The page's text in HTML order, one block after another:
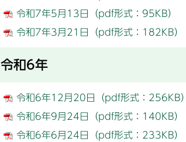
令和7年5月13日（pdf形式：95KB）
令和7年3月21日（pdf形式：182KB）
令和6年
令和6年12月20日（pdf形式：256KB）
令和6年9月24日（pdf形式：140KB）
令和6年6月24日（pdf形式：233KB）